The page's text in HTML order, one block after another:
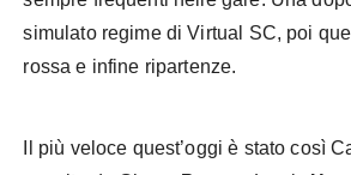
simulato regime di Virtual SC, poi
rossa e infine ripartenze.
Il più veloce quest’oggi è stato così